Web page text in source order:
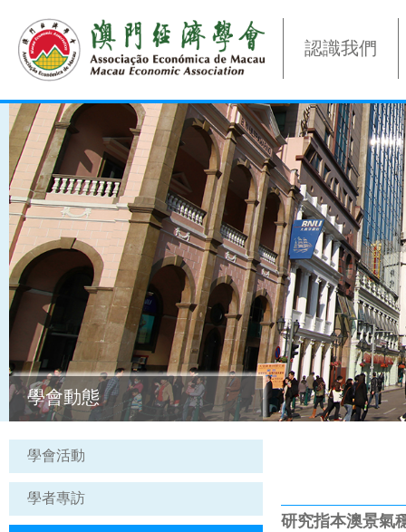
認識我們
學會動態
學會活動
學者專訪
研究指本澳景氣